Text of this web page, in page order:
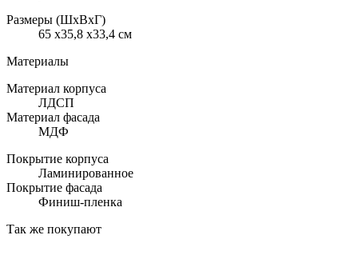
Размеры (ШхВхГ)
65 x35,8 x33,4 см
Материалы
Материал корпуса
ЛДСП
Материал фасада
МДФ
Покрытие корпуса
Ламинированное
Покрытие фасада
Финиш-пленка
Так же покупают